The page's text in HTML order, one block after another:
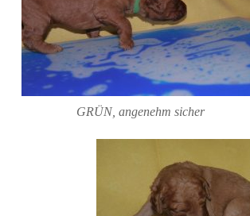
GRÜN, angenehm sicher